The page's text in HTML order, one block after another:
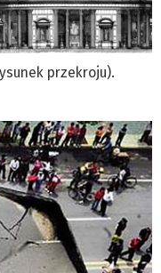
przekroju).